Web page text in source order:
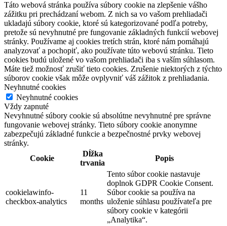
Táto webová stránka používa súbory cookie na zlepšenie vášho
zážitku pri prechádzaní webom. Z nich sa vo vašom prehliadači
ukladajú súbory cookie, ktoré sú kategorizované podľa potreby,
pretože sú nevyhnutné pre fungovanie základných funkcií webovej
stránky. Používame aj cookies tretích strán, ktoré nám pomáhajú
analyzovať a pochopiť, ako používate túto webovú stránku. Tieto
cookies budú uložené vo vašom prehliadači iba s vaším súhlasom.
Máte tiež možnosť zrušiť tieto cookies. Zrušenie niektorých z týchto
súborov cookie však môže ovplyvniť váš zážitok z prehliadania.
Neyhnutné cookies
Neyhnutné cookies
Vždy zapnuté
Nevyhnutné súbory cookie sú absolútne nevyhnutné pre správne
fungovanie webovej stránky. Tieto súbory cookie anonymne
zabezpečujú základné funkcie a bezpečnostné prvky webovej
stránky.
Cookie
Dĺžka
trvania
Popis
cookielawinfo-
checkbox-analytics
11
months
Tento súbor cookie nastavuje
doplnok GDPR Cookie Consent.
Súbor cookie sa používa na
uloženie súhlasu používateľa pre
súbory cookie v kategórii
„Analytika“.